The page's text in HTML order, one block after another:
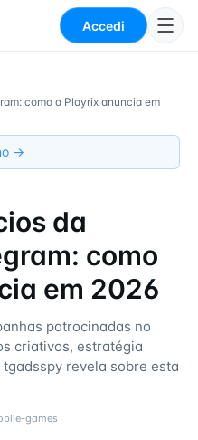
Accedi
como a Playrix anuncia em
→
da
como
em 2026
patrocinadas no
criativos, estratégia
revela sobre esta
games